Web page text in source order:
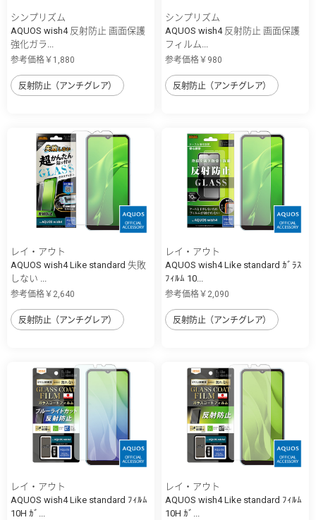
シンプリズム
AQUOS wish4 反射防止 画面保護
強化ガラ...
参考価格￥1,880
反射防止（アンチグレア）
シンプリズム
AQUOS wish4 反射防止 画面保護
フィルム...
参考価格￥980
反射防止（アンチグレア）
レイ・アウト
AQUOS wish4 Like standard 失敗
しない ...
参考価格￥2,640
反射防止（アンチグレア）
レイ・アウト
AQUOS wish4 Like standard ｶﾞﾗｽ
ﾌｨﾙﾑ 10...
参考価格￥2,090
反射防止（アンチグレア）
レイ・アウト
AQUOS wish4 Like standard ﾌｨﾙﾑ
10H ｶﾞ...
レイ・アウト
AQUOS wish4 Like standard ﾌｨﾙﾑ
10H ｶﾞ...